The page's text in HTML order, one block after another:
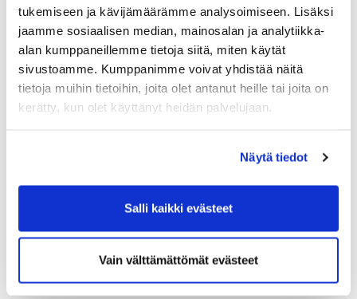
tukemiseen ja kävijämäärämme analysoimiseen. Lisäksi
jaamme sosiaalisen median, mainosalan ja analytiikka-
alan kumppaneillemme tietoja siitä, miten käytät
sivustoamme. Kumppanimme voivat yhdistää näitä
tietoja muihin tietoihin, joita olet antanut heille tai joita on
kerätty, kun olet käyttänyt heidän palvelujaan.
Näytä tiedot
Salli kaikki evästeet
Vain välttämättömät evästeet
kilpailemaan. Lisäksi on perustettu kilpapelaajille
tai kilpailuista kiinnostuneille oma whatsapp-
ryhmä avoimeen keskusteluun ja esim.
yhteistreeneistä sopimiseen.
Mukana illassa mm. tj Samu, golfpro Sakke sekä
seuran hallituksen jäseniä ja kilpapelaajia.
vanhempia yhdessä pelaajien kanssa.
Kilpapelaajien whatsappiin voit liittyä tästä:
https://chat.whatsapp.com/JikaSR3dvng2bYzNS5
Tervetuloa mukaan kilpapelaamisen iltaan!
Ystävällisin terveisin,
Pauliina Välimaa